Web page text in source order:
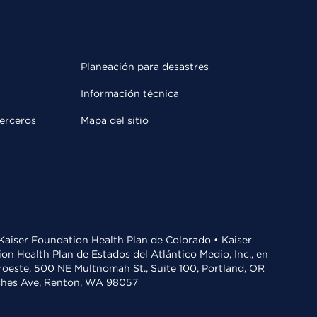
Planeación para desastres
Información técnica
Mapa del sitio
Foundation Health Plan de Colorado • Kaiser
Health Plan de Estados del Atlántico Medio, Inc., en
500 NE Multnomah St., Suite 100, Portland, OR
Ave, Renton, WA 98057